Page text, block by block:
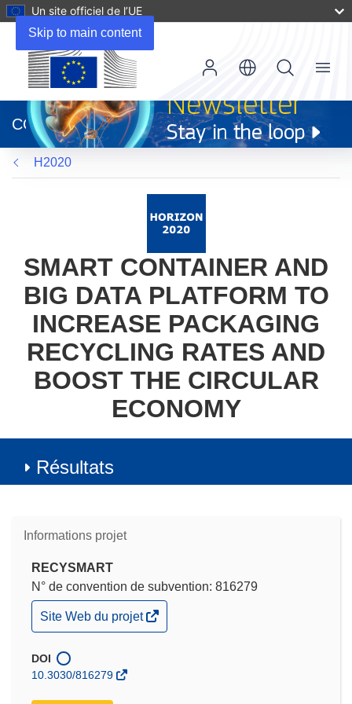
Skip to main content
Un site officiel de l’UE
dans
une
nouvelle
fenêtre)
CORDIS
Menu
H2020
SMART CONTAINER AND
BIG DATA PLATFORM TO
INCREASE PACKAGING
RECYCLING RATES AND
BOOST THE CIRCULAR
ECONOMY
Résultats
Informations projet
RECYSMART
N° de convention de subvention: 816279
(s’ouvre
dans
nouvelle
fenêtre)
Site Web du projet
DOI
10.3030/816279